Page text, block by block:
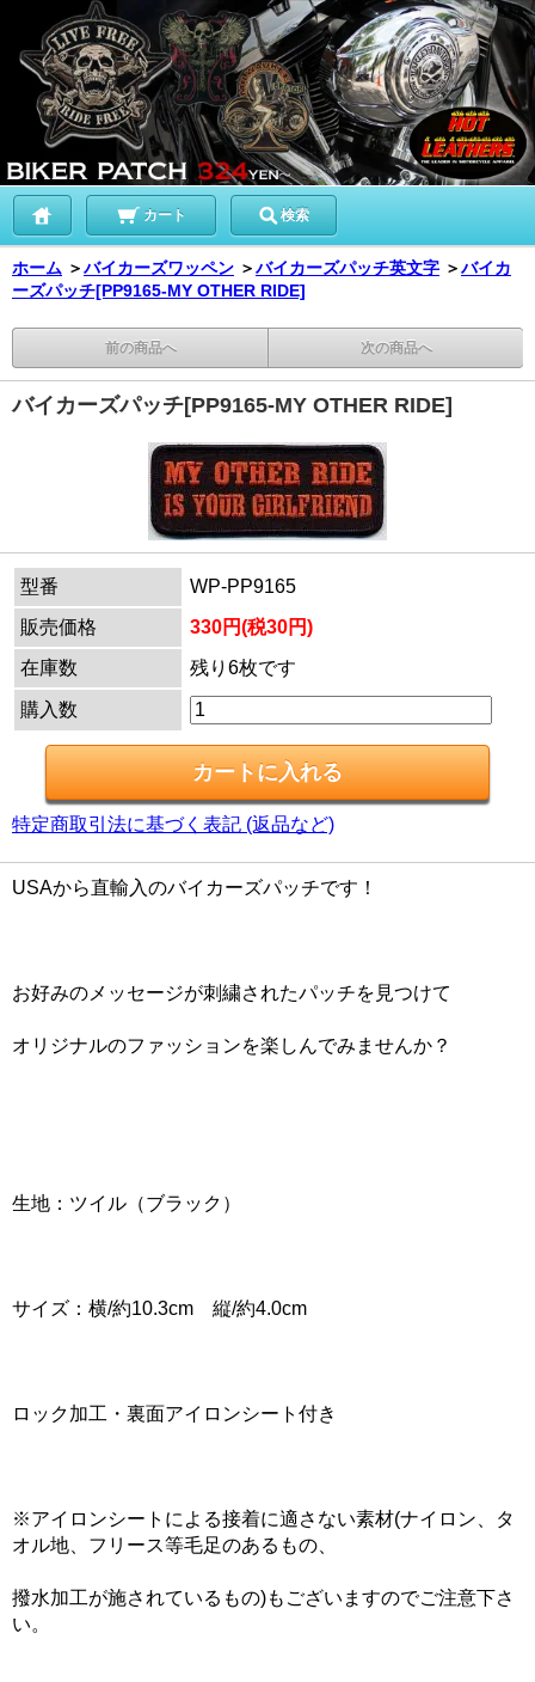
カート 検索
ホーム ＞バイカーズワッペン ＞バイカーズパッチ英文字 ＞バイカ
ーズパッチ[PP9165-MY OTHER RIDE]
前の商品へ 次の商品へ
バイカーズパッチ[PP9165-MY OTHER RIDE]
型番
WP-PP9165
販売価格
330円(税30円)
在庫数
残り6枚です
購入数
特定商取引法に基づく表記 (返品など)
USAから直輸入のバイカーズパッチです！
お好みのメッセージが刺繍されたパッチを見つけて
オリジナルのファッションを楽しんでみませんか？
生地：ツイル（ブラック）
サイズ：横/約10.3cm 縦/約4.0cm
ロック加工・裏面アイロンシート付き
※アイロンシートによる接着に適さない素材(ナイロン、タ
オル地、フリース等毛足のあるもの、
撥水加工が施されているもの)もございますのでご注意下さ
い。